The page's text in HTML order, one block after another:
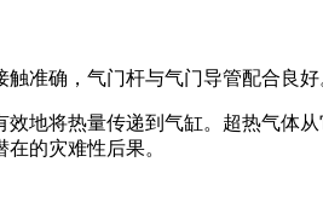
准确，气门杆与气门导管配合良
地将热量传递到气缸。超热气体
的灾难性后果。